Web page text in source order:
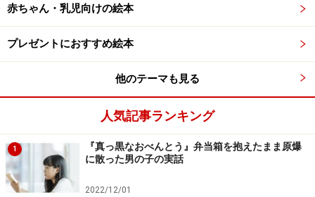
赤ちゃん・乳児向けの絵本
プレゼントにおすすめ絵本
他のテーマも見る
人気記事ランキング
1
『真っ黒なおべんとう』弁当箱を抱えたまま原爆
に散った男の子の実話
2022/12/01